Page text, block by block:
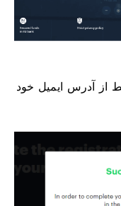
از آدرس ایمیل خود